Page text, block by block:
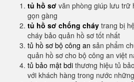
tủ hồ sơ văn phòng giúp lưu trữ
gọn gàng
tủ hồ sơ chống cháy trang bị
cháy bảo quản hồ sơ tốt nhất
tủ hồ sơ bộ công an sản phẩm
quản hồ sơ cho bộ công an việt
tủ bảo mật bdi thương hiệu tủ
với khách hàng trong nước